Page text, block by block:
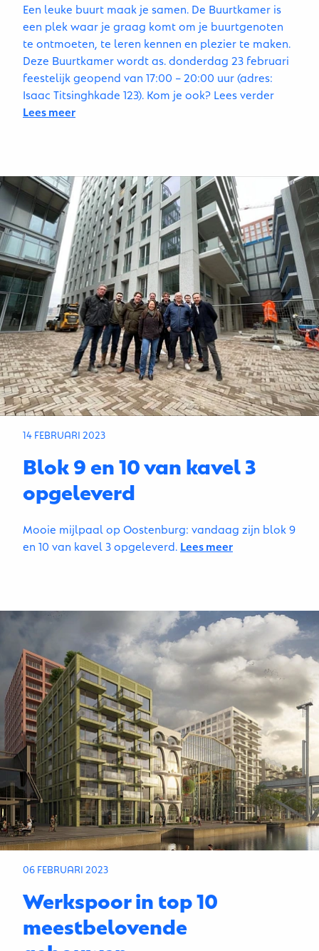
Een leuke buurt maak je samen. De Buurtkamer is
een plek waar je graag komt om je buurtgenoten
te ontmoeten, te leren kennen en plezier te maken.
Deze Buurtkamer wordt as. donderdag 23 februari
feestelijk geopend van 17:00 – 20:00 uur (adres:
Isaac Titsinghkade 123). Kom je ook? Lees verder
Lees meer
14 FEBRUARI 2023
Blok 9 en 10 van kavel 3
opgeleverd
Mooie mijlpaal op Oostenburg: vandaag zijn blok 9
en 10 van kavel 3 opgeleverd. Lees meer
06 FEBRUARI 2023
Werkspoor in top 10
meestbelovende